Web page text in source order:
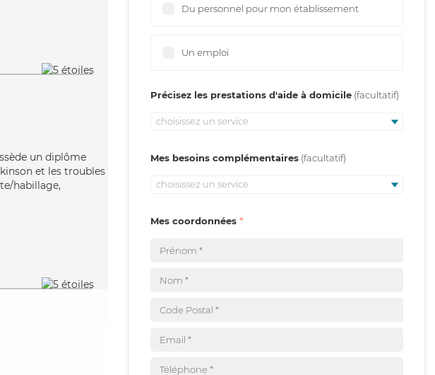
un diplôme
et les troubles
habillage,
Du personnel pour mon établissement
Un emploi
Précisez les prestations d'aide à domicile
choisissez un service
Mes besoins complémentaires
choisissez un service
Mes coordonnées